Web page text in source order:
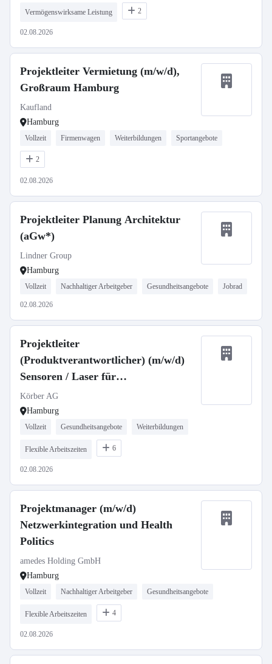
Vermögenswirksame Leistung 2
02.08.2026
Projektleiter Vermietung (m/w/d),
Großraum Hamburg
Kaufland
Hamburg
Vollzeit Firmenwagen Weiterbildungen Sportangebote
2
02.08.2026
Projektleiter Planung Architektur
(aGw*)
Lindner Group
Hamburg
Vollzeit Nachhaltiger Arbeitgeber Gesundheitsangebote Jobrad
02.08.2026
Projektleiter
(Produktverantwortlicher) (m/w/d)
Sensoren / Laser für
Bildverarbeitung
Körber AG
Hamburg
Vollzeit Gesundheitsangebote Weiterbildungen
Flexible Arbeitszeiten 6
02.08.2026
Projektmanager (m/w/d)
Netzwerkintegration und Health
Politics
amedes Holding GmbH
Hamburg
Vollzeit Nachhaltiger Arbeitgeber Gesundheitsangebote
Flexible Arbeitszeiten 4
02.08.2026